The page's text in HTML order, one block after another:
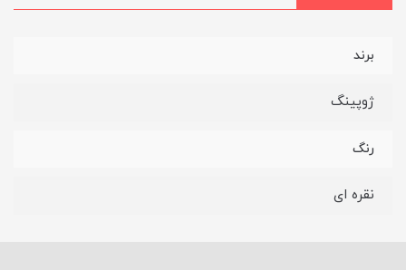
برند
ژوپینگ
رنگ
نقره ای